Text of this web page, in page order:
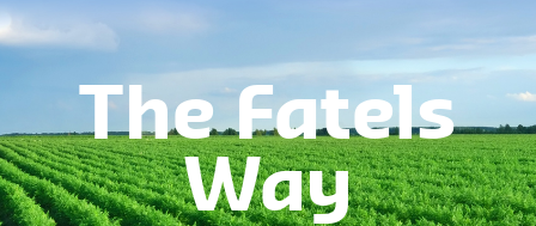
The Fatels
Way